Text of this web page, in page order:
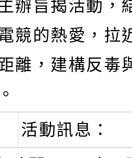
辦旨揭活動，
競的熱愛，拉
離，建構反毒
活動訊息：